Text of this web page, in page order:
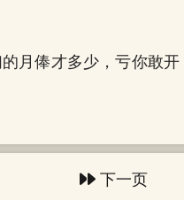
月俸才多少，亏你敢开
下一页